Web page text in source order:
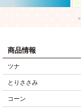
商品情報
ツナ
とりささみ
コーン